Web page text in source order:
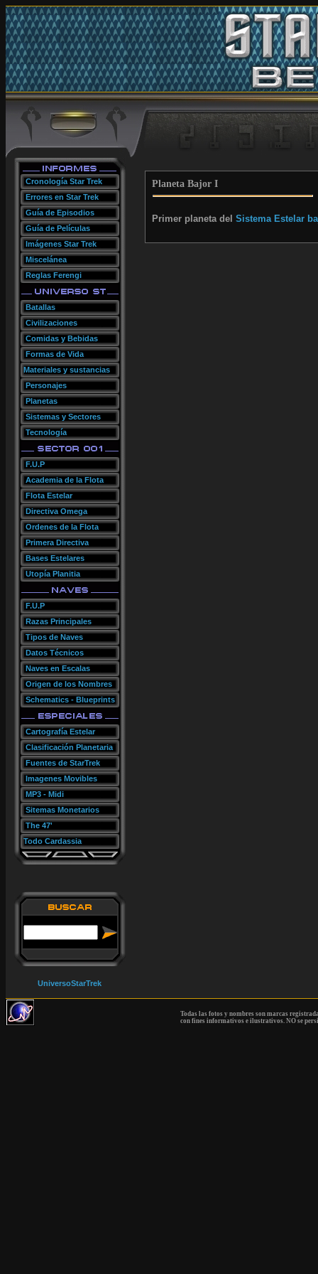
Cronología Star Trek
Errores en Star Trek
Guía de Episodios
Guía de Películas
Imágenes Star Trek
Miscelánea
Reglas Ferengi
Batallas
Civilizaciones
Comidas y Bebidas
Formas de Vida
Materiales y sustancias
Personajes
Planetas
Sistemas y Sectores
Tecnología
F.U.P
Academia de la Flota
Flota Estelar
Directiva Omega
Ordenes de la Flota
Primera Directiva
Bases Estelares
Utopía Planitia
F.U.P
Razas Principales
Tipos de Naves
Datos Técnicos
Naves en Escalas
Origen de los Nombres
Schematics - Blueprints
Cartografía Estelar
Clasificación Planetaria
Fuentes de StarTrek
Imagenes Movibles
MP3 - Midi
Sitemas Monetarios
The 47'
Todo Cardassia
UniversoStarTrek
Planeta Bajor I
Primer planeta delSistema Estelar
Todas las fotos y nombres son marcas
con fines informativos e ilustrativos. NO se